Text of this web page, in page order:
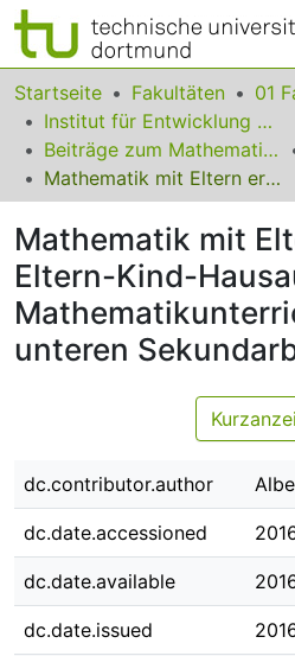
Bereiche & Sammlungen
Das gesamte Repositorium
Statistiken
FAQ
Leitlinien
Zurück zur Startseite
Startseite Fakultäten
Institut für Entwicklung und Erforschung des Mathematikunterrichts
Beiträge zum Mathematikunterricht
Mathematik mit Eltern erleben – Eltern-Kind-Hausaufgaben im Mathematikunterricht des unteren Sekundarbereichs
Mathematik mit
Eltern-Kind-
unteren
dc.contributor.author
dc.date.accessioned
dc.date.available
dc.date.issued